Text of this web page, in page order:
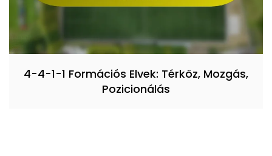
4-4-1-1 Formációs Elvek: Térköz, Mozgás,
Pozicionálás